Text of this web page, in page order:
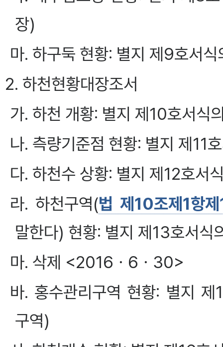
장)
마. 하구둑 현황: 별지 제9호서
2. 하천현황대장조서
가. 하천 개황: 별지 제10호서식
나. 측량기준점 현황: 별지 제11
다. 하천수 상황: 별지 제12호서
라. 하천구역(법 제10조제1항
말한다) 현황: 별지 제13호서식
마. 삭제 <2016ㆍ6ㆍ30>
바. 홍수관리구역 현황: 별지 제
구역)